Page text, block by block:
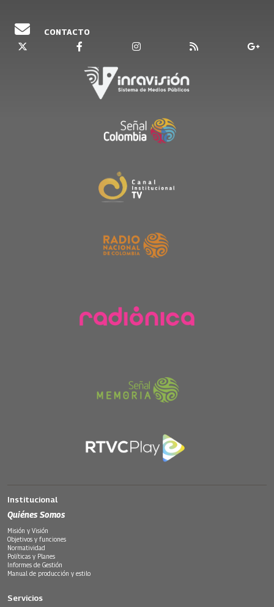
CONTACTO
Institucional
Quiénes Somos
Misión y Visión
Objetivos y funciones
Normatividad
Políticas y Planes
Informes de Gestión
Manual de producción y estilo
Servicios